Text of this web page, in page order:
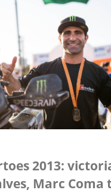
2013:
Marc Coma